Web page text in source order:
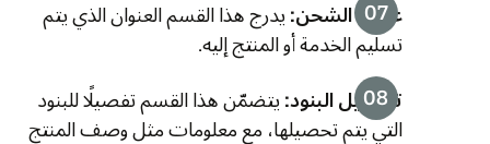
عنوان الشحن: يدرج هذا القسم العنوان الذي يتم
تسليم الخدمة أو المنتج إليه.
تفاصيل البنود: يتضمّن هذا القسم تفصيلًا للبنود
التي يتم تحصيلها، مع معلومات مثل وصف المنتج